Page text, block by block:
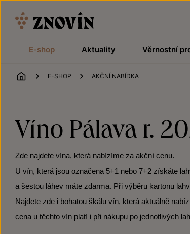
E-shop Aktuality Věrnostní
ÚVOD
E-SHOP AKČNÍ NABÍDKA
Víno Pálava r.
Zde najdete vína, která nabízíme za akční cenu.
U vín, která jsou označena 5+1 nebo 7+2 získáte
a šestou láhev máte zdarma. Při výběru kartonu
Najdete zde i bohatou škálu vín, která aktuálně
cena u těchto vín platí i při nákupu po jednotlivých